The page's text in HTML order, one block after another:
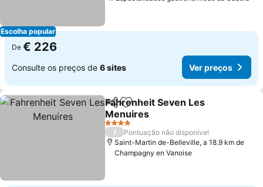
Escolha popular
De € 226
Consulte os preços de 6 sites Ver preços
PartilharAdicionar aos favoritos
Fahrenheit Seven Les
Menuires
Ver preços
4 Estrelas
/
Pontuação não disponível
Saint-Martin de-Belleville, a 18.9 km de
Champagny en Vanoise